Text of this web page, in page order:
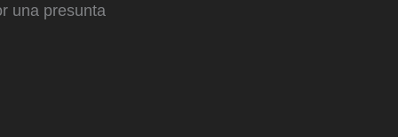
una presunta